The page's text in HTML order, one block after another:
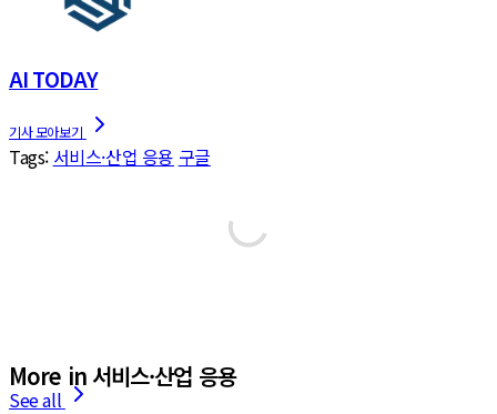
AI TODAY
Tags: 서비스·산업 응용 구글
More in 서비스·산업 응용
See all